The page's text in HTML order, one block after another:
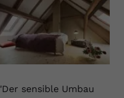
sensible Umbau